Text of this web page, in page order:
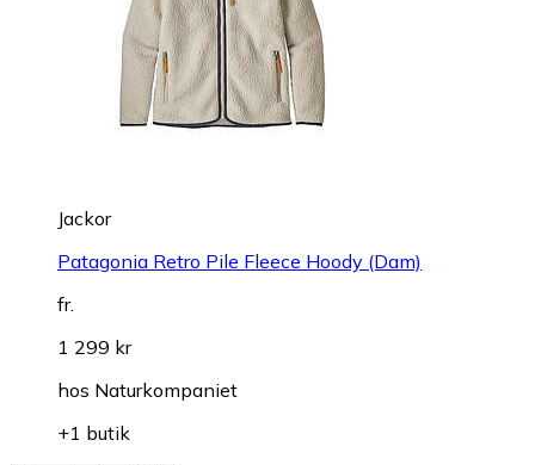
Jackor
Patagonia Retro Pile Fleece Hoody (Dam)
fr.
1 299 kr
hos Naturkompaniet
+1 butik